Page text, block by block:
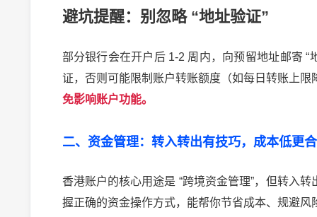
避坑提醒：别忽略“地址验证”
部分银行会在开户后1-2 周内，向预留地址邮寄 “
证，否则可能限制账户转账额度（如每日转账上限
免影响账户功能。
二、资金管理：转入转出有技巧，成本低更
香港账户的核心用途是 “跨境资金管理”，但转入转
握正确的资金操作方式，能帮你节省成本、规避风